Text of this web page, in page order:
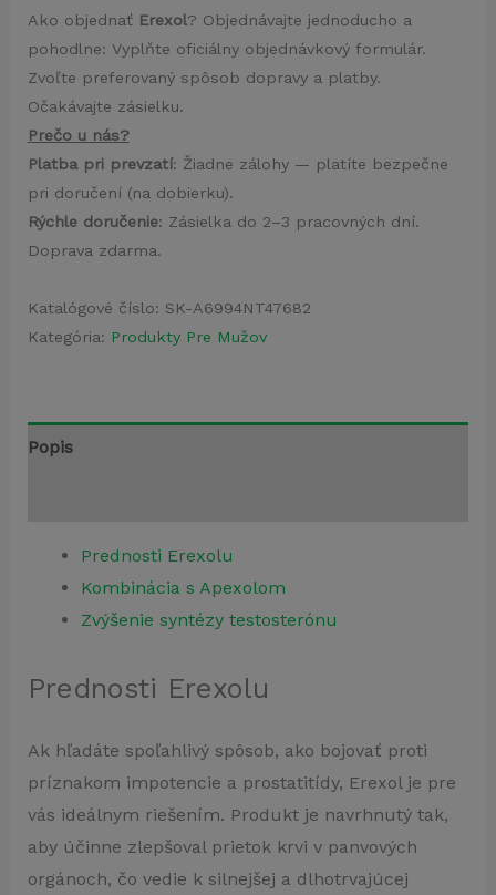
Ako objednať Erexol? Objednávajte jednoducho a
pohodlne: Vyplňte oficiálny objednávkový formulár.
Zvoľte preferovaný spôsob dopravy a platby.
Očakávajte zásielku.
Prečo u nás?
Platba pri prevzatí: Žiadne zálohy — platíte bezpečne
pri doručení (na dobierku).
Rýchle doručenie: Zásielka do 2–3 pracovných dní.
Doprava zdarma.
Katalógové číslo: SK-A6994NT47682
Kategória: Produkty Pre Mužov
Popis
Prednosti Erexolu
Kombinácia s Apexolom
Zvýšenie syntézy testosterónu
Prednosti Erexolu
Ak hľadáte spoľahlivý spôsob, ako bojovať proti
príznakom impotencie a prostatitídy, Erexol je pre
vás ideálnym riešením. Produkt je navrhnutý tak,
aby účinne zlepšoval prietok krvi v panvových
orgánoch, čo vedie k silnejšej a dlhotrvajúcej